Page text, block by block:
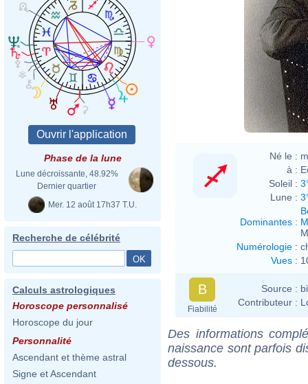
Phase de la lune
Lune décroissante, 48.92%
Dernier quartier
Mer. 12 août 17h37 T.U.
Recherche de célébrité
Calculs astrologiques
Horoscope personnalisé
Horoscope du jour
Personnalité
Ascendant et thème astral
Signe et Ascendant
Né le :
à :
Soleil :
Lune :
Dominantes :
Numérologie :
Vues :
B
Fiabilité
Source :
Contributeur :
Des informations
naissance sont parfois
dessous.